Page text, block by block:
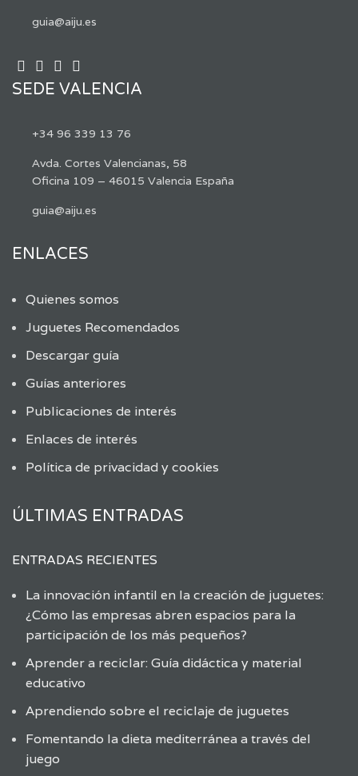
guia@aiju.es
SEDE VALENCIA
+34 96 339 13 76
Avda. Cortes Valencianas, 58
Oficina 109 – 46015 Valencia España
guia@aiju.es
ENLACES
Quienes somos
Juguetes Recomendados
Descargar guía
Guías anteriores
Publicaciones de interés
Enlaces de interés
Política de privacidad y cookies
ÚLTIMAS ENTRADAS
ENTRADAS RECIENTES
La innovación infantil en la creación de juguetes:
¿Cómo las empresas abren espacios para la
participación de los más pequeños?
Aprender a reciclar: Guía didáctica y material
educativo
Aprendiendo sobre el reciclaje de juguetes
Fomentando la dieta mediterránea a través del
juego